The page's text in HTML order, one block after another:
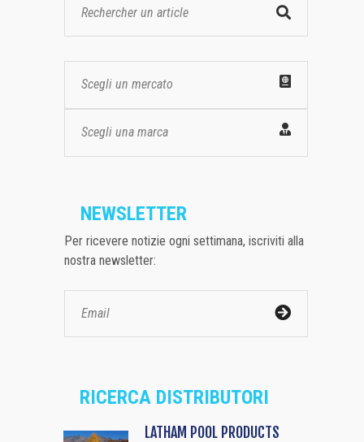
Scegli un mercato
Scegli una marca
NEWSLETTER
Per ricevere notizie ogni settimana, iscriviti alla
nostra newsletter:
RICERCA DISTRIBUTORI
LATHAM POOL PRODUCTS